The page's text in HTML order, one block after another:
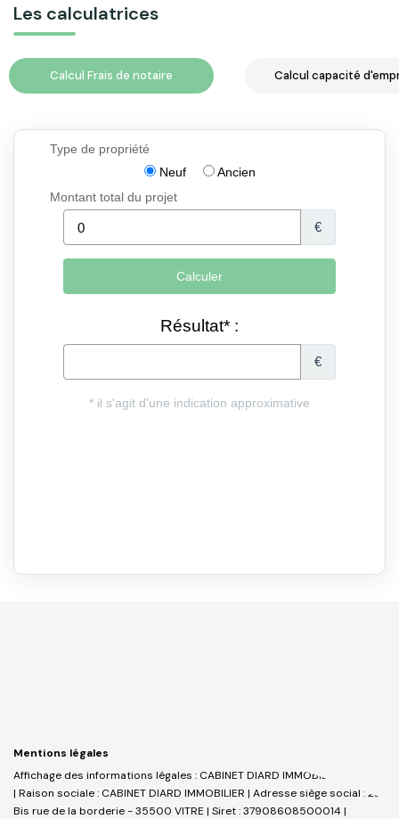
Les calculatrices
Calcul Frais de notaire Calcul capacité
Mentions légales
Affichage des informations légales : CABINET DIARD IMMOBILIER _ VITRE
| Raison sociale : CABINET DIARD IMMOBILIER | Adresse siège social : 23
Bis rue de la borderie - 35500 VITRE | Siret : 37908608500014 |